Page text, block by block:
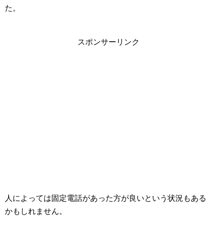
た。
スポンサーリンク
人によっては固定電話があった方が良いという状況もある
かもしれません。